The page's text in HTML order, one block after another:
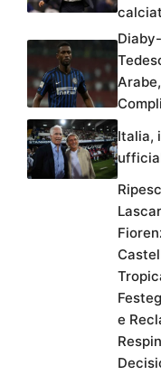
Italia,
e